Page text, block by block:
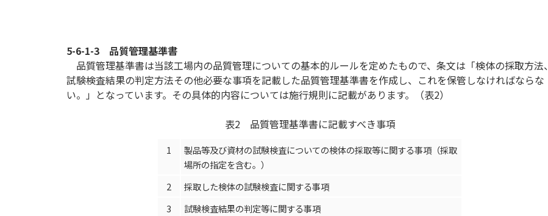
5-6-1-3 品質管理基準書
品質管理基準書は当該工場内の品質管理についての基本的ルールを定めたもので、条文は「検体の採取方法、
試験検査結果の判定方法その他必要な事項を記載した品質管理基準書を作成し、これを保管しなければならな
い。」となっています。その具体的内容については施行規則に記載があります。（表2）
表2 品質管理基準書に記載すべき事項
1
製品等及び資材の試験検査についての検体の採取等に関する事項（採取
場所の指定を含む。）
2
採取した検体の試験検査に関する事項
3
試験検査結果の判定等に関する事項